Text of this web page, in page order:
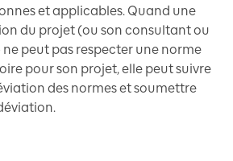
et applicables. Quand une
du projet (ou son consultant ou
peut pas respecter une norme
pour son projet, elle peut suivre
des normes et soumettre